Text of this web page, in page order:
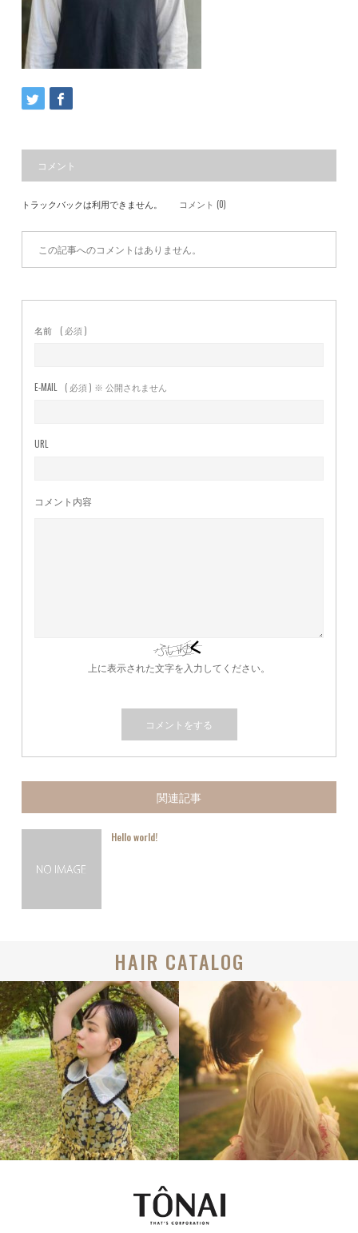
コメント
トラックバックは利用できません。 コメント (0)
この記事へのコメントはありません。
名前 ( 必須 )
E-MAIL ( 必須 ) ※ 公開されません
URL
コメント内容
上に表示された文字を入力してください。
関連記事
Hello world!
HAIR CATALOG
BOB